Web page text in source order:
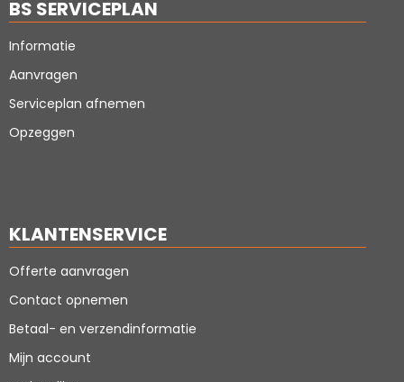
BS SERVICEPLAN
Informatie
Aanvragen
Serviceplan afnemen
Opzeggen
KLANTENSERVICE
Offerte aanvragen
Contact opnemen
Betaal- en verzendinformatie
Mijn account